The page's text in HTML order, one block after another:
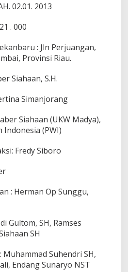
02.01. 2013
. 000
: Jln Perjuangan,
Provinsi Riau.
Siahaan, S.H.
Simanjorang
Siahaan (UKW Madya),
Indonesia (PWI)
Fredy Siboro
: Herman Op Sunggu,
Gultom, SH, Ramses
SH
Muhammad Suhendri SH,
Endang Sunaryo NST